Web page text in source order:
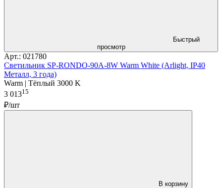
Быстрый
просмотр
Арт.: 021780
Светильник SP-RONDO-90A-8W Warm White (Arlight, IP40
Металл, 3 года)
Warm | Тёплый 3000 K
3 01315
₽/шт
В корзину